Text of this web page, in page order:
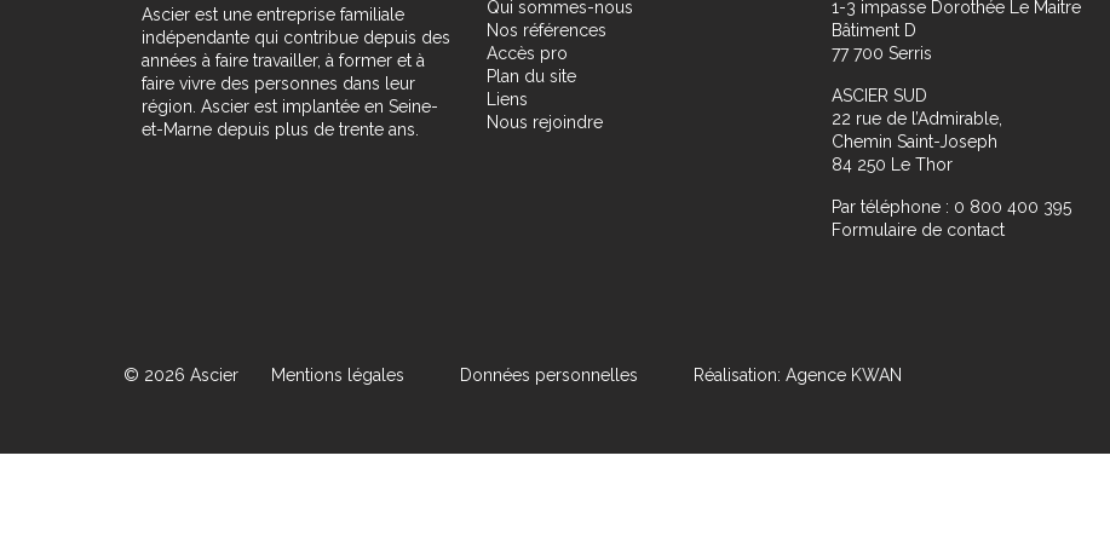
Ascier est une entreprise familiale
indépendante qui contribue depuis des
années à faire travailler, à former et à
faire vivre des personnes dans leur
région. Ascier est implantée en Seine-
et-Marne depuis plus de trente ans.
Qui sommes-nous
Nos références
Accès pro
Plan du site
Liens
Nous rejoindre
1-3 impasse Dorothée Le Maitre
Bâtiment D
77 700 Serris
ASCIER SUD
22 rue de l’Admirable,
Chemin Saint-Joseph
84 250 Le Thor
Par téléphone : 0 800 400 395
Formulaire de contact
© 2026 Ascier Mentions légales Données personnelles Réalisation: Agence KWAN